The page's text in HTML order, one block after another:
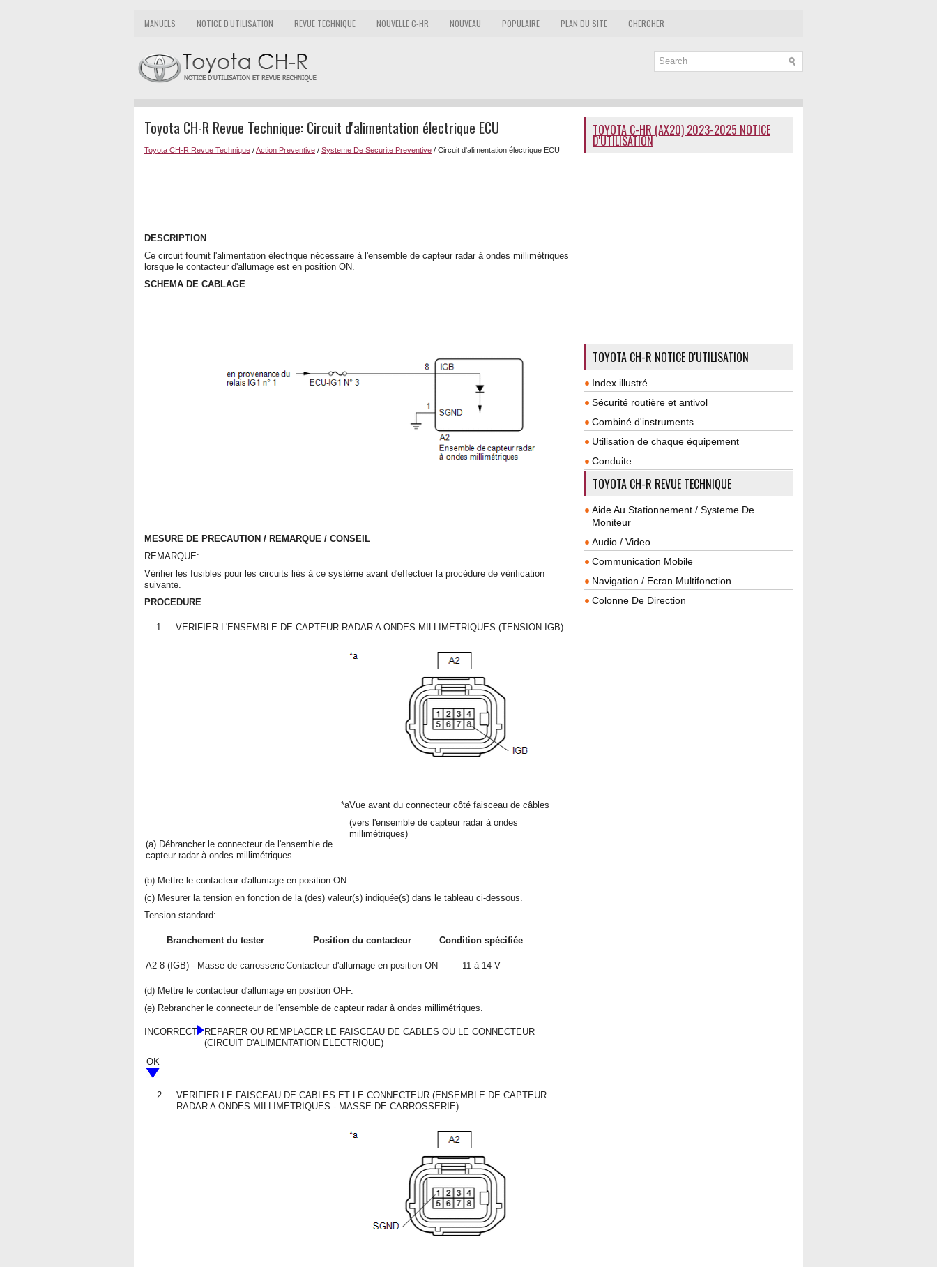
MANUELS NOTICE D'UTILISATION REVUE TECHNIQUE NOUVELLE C-HR NOUVEAU POPULAIRE PLAN DU SITE CHERCHER
Toyota CH-R Revue Technique: Circuit d'alimentation électrique ECU
Toyota CH-R Revue Technique /Action Preventive / Systeme De Securite Preventive / Circuit d'alimentation électrique ECU
DESCRIPTION
Ce circuit fournit l'alimentation électrique nécessaire à l'ensemble de capteur radar à ondes millimétriques
lorsque le contacteur d'allumage est en position ON.
SCHEMA DE CABLAGE
MESURE DE PRECAUTION / REMARQUE / CONSEIL
REMARQUE:
Vérifier les fusibles pour les circuits liés à ce système avant d'effectuer la procédure de vérification
suivante.
PROCEDURE
1. VERIFIER L'ENSEMBLE DE CAPTEUR RADAR A ONDES MILLIMETRIQUES (TENSION IGB)
(a) Débrancher le connecteur de l'ensemble de
capteur radar à ondes millimétriques.
*aVue avant du connecteur côté faisceau de câbles
(vers l'ensemble de capteur radar à ondes
millimétriques)
(b) Mettre le contacteur d'allumage en position ON.
(c) Mesurer la tension en fonction de la (des) valeur(s) indiquée(s) dans le tableau ci-dessous.
Tension standard:
Branchement du tester Position du contacteur Condition spécifiée
A2-8 (IGB) - Masse de carrosserieContacteur d'allumage en position ON 11 à 14 V
(d) Mettre le contacteur d'allumage en position OFF.
(e) Rebrancher le connecteur de l'ensemble de capteur radar à ondes millimétriques.
INCORRECT
REPARER OU REMPLACER LE FAISCEAU DE CABLES OU LE CONNECTEUR
(CIRCUIT D'ALIMENTATION ELECTRIQUE)
OK
2.
VERIFIER LE FAISCEAU DE CABLES ET LE CONNECTEUR (ENSEMBLE DE CAPTEUR
RADAR A ONDES MILLIMETRIQUES - MASSE DE CARROSSERIE)
TOYOTA C-HR (AX20) 2023-2025 NOTICE
D'UTILISATION
TOYOTA CH-R NOTICE D'UTILISATION
Index illustré
Sécurité routière et antivol
Combiné d'instruments
Utilisation de chaque équipement
Conduite
TOYOTA CH-R REVUE TECHNIQUE
Aide Au Stationnement / Systeme De
Moniteur
Audio / Video
Communication Mobile
Navigation / Ecran Multifonction
Colonne De Direction